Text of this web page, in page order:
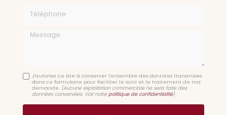
Message
J'autorise ce site à conserver l'ensemble des données transmises
dans ce formulaire pour faciliter le suivi et le traitement de ma
demande. (Aucune exploitation commerciale ne sera faite des
données conservées. Voir notre politique de confidentialité)